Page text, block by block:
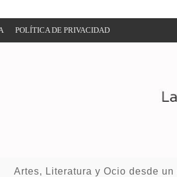
POLÍTICA DE PRIVACIDAD
Artes, Literatura y Ocio desde un